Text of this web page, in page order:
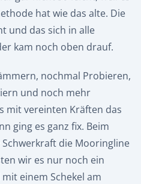
hat wie das alte. Die
und das sich in alle
kam noch oben drauf.
nochmal Probieren,
und noch mehr
mit vereinten Kräften das
ging es ganz fix. Beim
die Mooringline
wir es nur noch ein
einem Schekel am